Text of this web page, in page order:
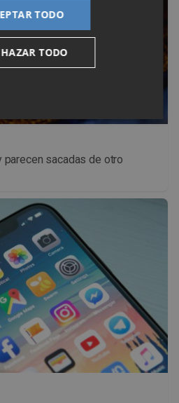
sacadas de otro
TODO
TODO